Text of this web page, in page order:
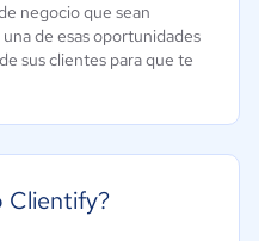
negocio que sean
de esas oportunidades
sus clientes para que te
Clientify?